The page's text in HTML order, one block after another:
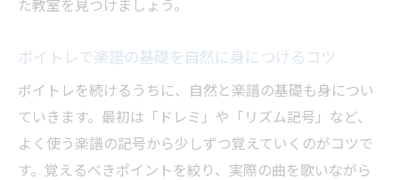
た教室を見つけましょう。
ボイトレで楽譜の基礎を自然に身につけるコツ
ボイトレを続けるうちに、自然と楽譜の基礎も身につい
ていきます。最初は「ドレミ」や「リズム記号」など、
よく使う楽譜の記号から少しずつ覚えていくのがコツで
す。覚えるべきポイントを絞り、実際の曲を歌いながら